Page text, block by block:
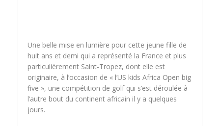
Une belle mise en lumière pour cette jeune fille de
huit ans et demi qui a représenté la France et plus
particulièrement Saint-Tropez, dont elle est
originaire, à l’occasion de « l’US kids Africa Open big
five », une compétition de golf qui s’est déroulée à
l’autre bout du continent africain il y a quelques
jours.